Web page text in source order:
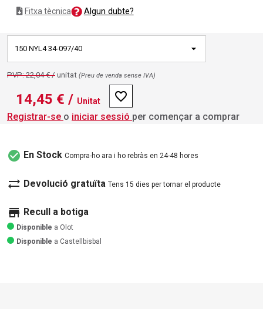
Fitxa tècnica Algun dubte?
150 NYL4 34-097/40
PVP: 22,04 € / unitat (Preu de venda sense IVA)
14,45 € / Unitat favorite_border
Registrar-se o iniciar sessió per començar a comprar
check_circle En Stock Compra-ho ara i ho rebràs en 24-48 hores
sync_alt Devolució gratuïta Tens 15 dies per tornar el producte
store Recull a botiga
Disponible a Olot
Disponible a Castellbisbal